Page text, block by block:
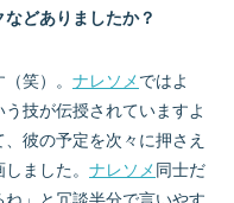
どありましたか？
笑）。 ナレソメではよ
技が伝授されていますよ
彼の予定を次々に押さえ
ました。 ナレソメ同士だ
」と冗談半分で言いやす